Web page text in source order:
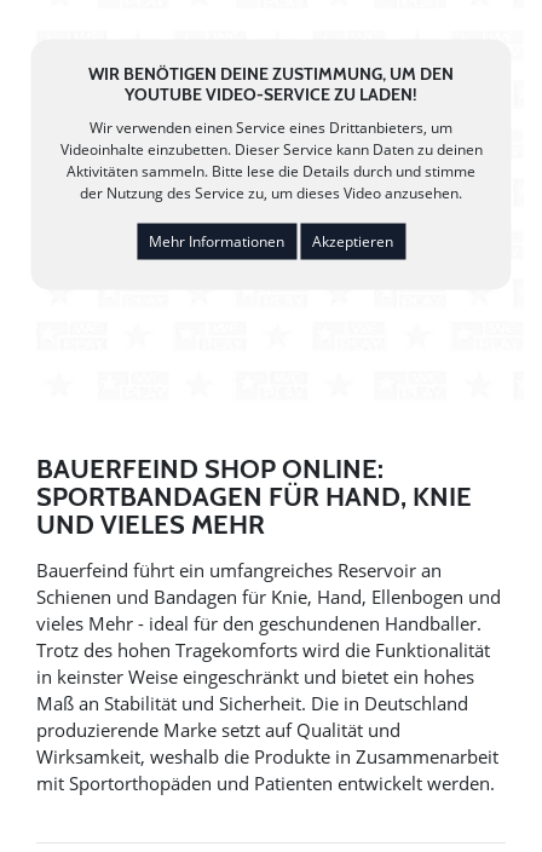
WIR BENÖTIGEN DEINE ZUSTIMMUNG, UM DEN
YOUTUBE VIDEO-SERVICE ZU LADEN!
Wir verwenden einen Service eines Drittanbieters, um
Videoinhalte einzubetten. Dieser Service kann Daten zu deinen
Aktivitäten sammeln. Bitte lese die Details durch und stimme
der Nutzung des Service zu, um dieses Video anzusehen.
Mehr Informationen Akzeptieren
BAUERFEIND SHOP ONLINE:
SPORTBANDAGEN FÜR HAND, KNIE
UND VIELES MEHR
Bauerfeind führt ein umfangreiches Reservoir an
Schienen und Bandagen für Knie, Hand, Ellenbogen und
vieles Mehr - ideal für den geschundenen Handballer.
Trotz des hohen Tragekomforts wird die Funktionalität
in keinster Weise eingeschränkt und bietet ein hohes
Maß an Stabilität und Sicherheit. Die in Deutschland
produzierende Marke setzt auf Qualität und
Wirksamkeit, weshalb die Produkte in Zusammenarbeit
mit Sportorthopäden und Patienten entwickelt werden.